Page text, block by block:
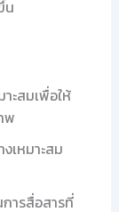
น
ะสมเพื่อให้
พ
เหมาะสม
ารสื่อสารที่